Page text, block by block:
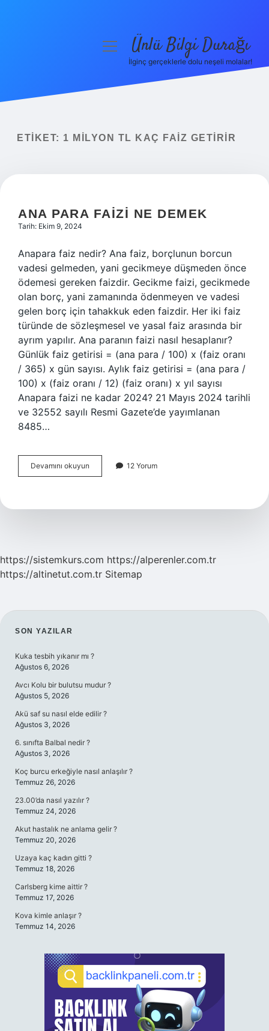
Yasal Uyarı
menüyüÜnlü Bilgi Durağı
İlginç gerçeklerle dolu neşeli molalar!
ETIKET: 1 MILYON TL KAÇ FAIZ GETIRIR
ANA PARA FAIZI NE DEMEK
Tarih: Ekim 9, 2024
Anapara faiz nedir? Ana faiz, borçlunun borcun
vadesi gelmeden, yani gecikmeye düşmeden önce
ödemesi gereken faizdir. Gecikme faizi, gecikmede
olan borç, yani zamanında ödenmeyen ve vadesi
gelen borç için tahakkuk eden faizdir. Her iki faiz
türünde de sözleşmesel ve yasal faiz arasında bir
ayrım yapılır. Ana paranın faizi nasıl hesaplanır?
Günlük faiz getirisi = (ana para / 100) x (faiz oranı
/ 365) x gün sayısı. Aylık faiz getirisi = (ana para /
100) x (faiz oranı / 12) (faiz oranı) x yıl sayısı
Anapara faizi ne kadar 2024? 21 Mayıs 2024 tarihli
ve 32552 sayılı Resmi Gazete’de yayımlanan
8485…
Devamını okuyun
Para
Demek
12 Yorum
https://sistemkurs.com https://alperenler.com.tr
https://altinetut.com.tr Sitemap
SIDEBAR
SON YAZILAR
Kuka tesbih yıkanır mı ?
Ağustos 6, 2026
Avcı Kolu bir bulutsu mudur ?
Ağustos 5, 2026
Akü saf su nasıl elde edilir ?
Ağustos 3, 2026
6. sınıfta Balbal nedir ?
Ağustos 3, 2026
Koç burcu erkeğiyle nasıl anlaşılır ?
Temmuz 26, 2026
23.00’da nasıl yazılır ?
Temmuz 24, 2026
Akut hastalık ne anlama gelir ?
Temmuz 20, 2026
Uzaya kaç kadın gitti ?
Temmuz 18, 2026
Carlsberg kime aittir ?
Temmuz 17, 2026
Kova kimle anlaşır ?
Temmuz 14, 2026